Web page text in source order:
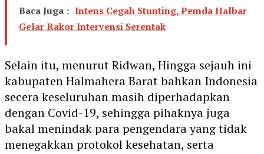
Baca Juga : Intens Cegah Stunting, Pemda Halbar
Gelar Rakor Intervensi Serentak
Selain itu, menurut Ridwan, Hingga sejauh ini
kabupaten Halmahera Barat bahkan Indonesia
secera keseluruhan masih diperhadapkan
dengan Covid-19, sehingga pihaknya juga
bakal menindak para pengendara yang tidak
menegakkan protokol kesehatan, serta